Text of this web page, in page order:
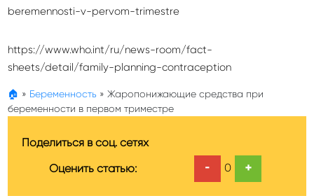
beremennosti-v-pervom-trimestre
https://www.who.int/ru/news-room/fact-
sheets/detail/family-planning-contraception
🏠 » Беременность » Жаропонижающие средства при
беременности в первом триместре
Поделиться в соц. сетях
Оценить статью:
- 0 +